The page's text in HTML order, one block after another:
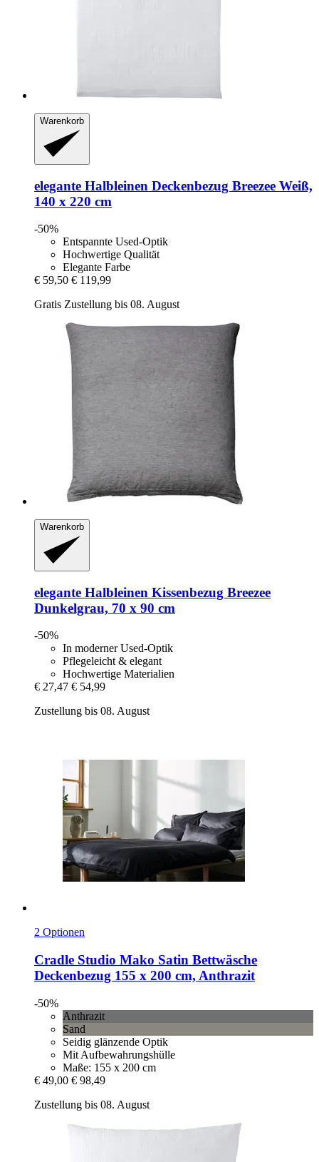
Warenkorb
elegante Halbleinen Deckenbezug Breezee Weiß,
140 x 220 cm
-50%
Entspannte Used-Optik
Hochwertige Qualität
Elegante Farbe
€ 59,50 € 119,99
Gratis Zustellung bis 08. August
Warenkorb
elegante Halbleinen Kissenbezug Breezee
Dunkelgrau, 70 x 90 cm
-50%
In moderner Used-Optik
Pflegeleicht & elegant
Hochwertige Materialien
€ 27,47 € 54,99
Zustellung bis 08. August
2 Optionen
Cradle Studio Mako Satin Bettwäsche
Deckenbezug 155 x 200 cm, Anthrazit
-50%
Anthrazit
Sand
Seidig glänzende Optik
Mit Aufbewahrungshülle
Maße: 155 x 200 cm
€ 49,00 € 98,49
Zustellung bis 08. August